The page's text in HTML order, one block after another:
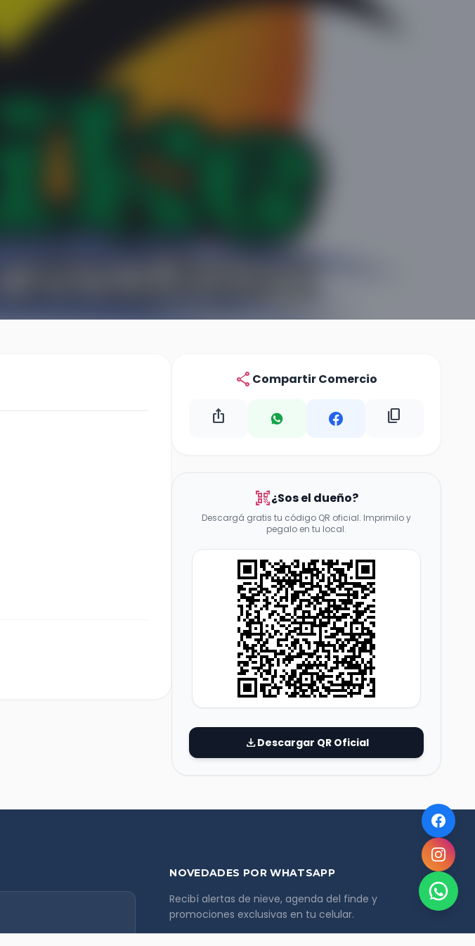
share Compartir Comercio
ios_share content_copy
qr_code_scanner¿Sos el dueño?
Descargá gratis tu código QR oficial. Imprimilo y
pegalo en tu local.
downloadDescargar QR Oficial
NOVEDADES POR WHATSAPP
Recibí alertas de nieve, agenda del finde y
promociones exclusivas en tu celular.